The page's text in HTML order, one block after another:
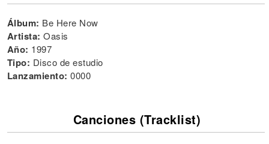
Álbum: Be Here Now
Artista: Oasis
Año: 1997
Tipo: Disco de estudio
Lanzamiento: 0000
Canciones (Tracklist)